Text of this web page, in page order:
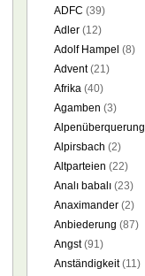
ADFC (39)
Adler (12)
Adolf Hampel (8)
Advent(21)
Afrika (40)
Agamben (3)
Alpenüberquerung
Alpirsbach (2)
Altparteien (22)
Analı babalı (23)
Anaximander (2)
Anbiederung (87)
Angst(91)
Anständigkeit(11)